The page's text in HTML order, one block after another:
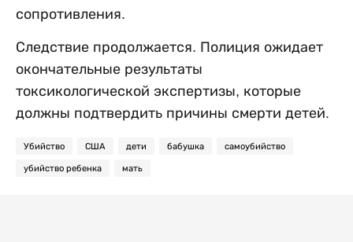
сопротивления.
Следствие продолжается. Полиция ожидает
окончательные результаты
токсикологической экспертизы, которые
должны подтвердить причины смерти детей.
Убийство США дети бабушка самоубийство
убийство ребенка мать